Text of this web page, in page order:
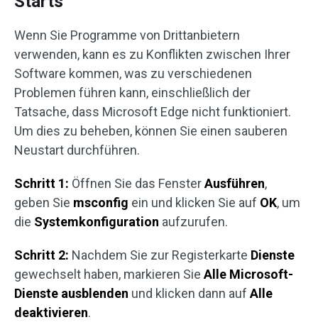
Wenn Sie Programme von Drittanbietern
verwenden, kann es zu Konflikten zwischen Ihrer
Software kommen, was zu verschiedenen
Problemen führen kann, einschließlich der
Tatsache, dass Microsoft Edge nicht funktioniert.
Um dies zu beheben, können Sie einen sauberen
Neustart durchführen.
Schritt 1: Öffnen Sie das FensterAusführen,
geben Sie msconfig ein und klicken Sie auf OK, um
die Systemkonfiguration aufzurufen.
Schritt 2: Nachdem Sie zur Registerkarte Dienste
gewechselt haben, markieren Sie Alle Microsoft-
Dienste ausblenden und klicken dann auf Alle
deaktivieren.